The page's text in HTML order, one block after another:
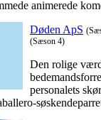
animerede
Døden ApS
(Sæson 4)
Den rolige
personalets